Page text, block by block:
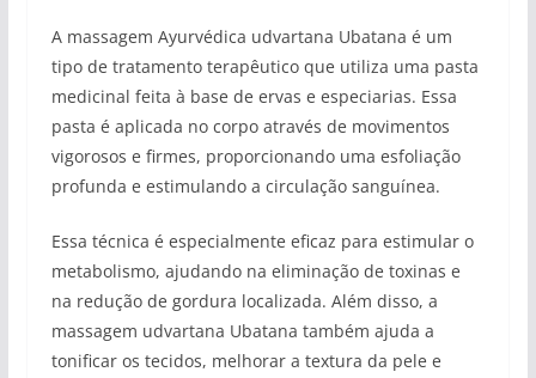
A massagem Ayurvédica udvartana Ubatana é um
tipo de tratamento terapêutico que utiliza uma pasta
medicinal feita à base de ervas e especiarias. Essa
pasta é aplicada no corpo através de movimentos
vigorosos e firmes, proporcionando uma esfoliação
profunda e estimulando a circulação sanguínea.
Essa técnica é especialmente eficaz para estimular o
metabolismo, ajudando na eliminação de toxinas e
na redução de gordura localizada. Além disso, a
massagem udvartana Ubatana também ajuda a
tonificar os tecidos, melhorar a textura da pele e